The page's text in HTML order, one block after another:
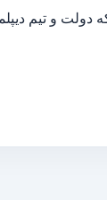
دولت و تیم